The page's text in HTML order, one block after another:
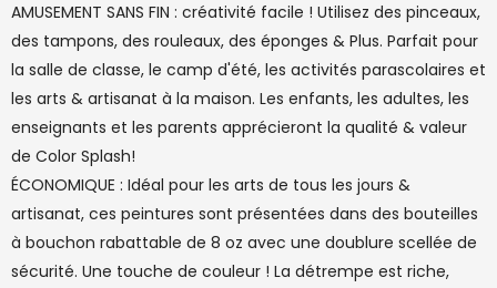
AMUSEMENT SANS FIN : créativité facile ! Utilisez des pinceaux,
des tampons, des rouleaux, des éponges & Plus. Parfait pour
la salle de classe, le camp d'été, les activités parascolaires et
les arts & artisanat à la maison. Les enfants, les adultes, les
enseignants et les parents apprécieront la qualité & valeur
de Color Splash!
ÉCONOMIQUE : Idéal pour les arts de tous les jours &
artisanat, ces peintures sont présentées dans des bouteilles
à bouchon rabattable de 8 oz avec une doublure scellée de
sécurité. Une touche de couleur ! La détrempe est riche,